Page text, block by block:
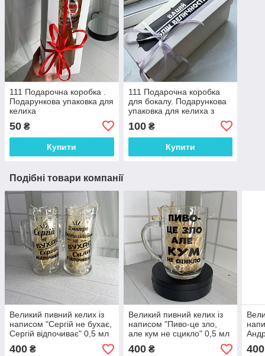
111 Подарочна коробка .
Подарункова упаковка для
келиха
50 ₴
Купити
111 Подарочна коробка
для бокалу. Подарункова
упаковка для келиха з
100₴
Купити
Подібні товари компанії
Великий пивний келих із
написом "Сергій не бухає,
Сергій відпочиває" 0,5 мл
ціна за 1 шт
400 ₴
Великий пивний келих із
написом "Пиво-це зло,
але кум не сцикло" 0,5 мл
400₴
мл
400